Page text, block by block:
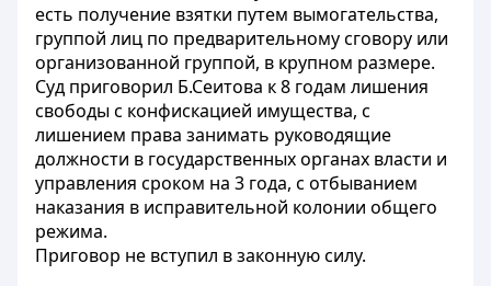
есть получение взятки путем вымогательства,
группой лиц по предварительному сговору или
организованной группой, в крупном размере.
Суд приговорил Б.Сеитова к 8 годам лишения
свободы с конфискацией имущества, с
лишением права занимать руководящие
должности в государственных органах власти и
управления сроком на 3 года, с отбыванием
наказания в исправительной колонии общего
режима.
Приговор не вступил в законную силу.